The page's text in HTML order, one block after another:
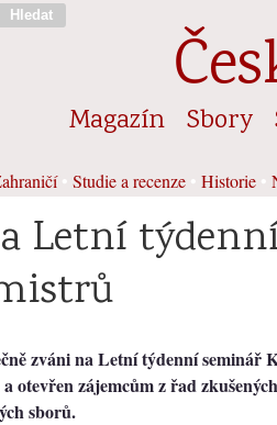
Hledat
Magazín Sbory
• Studie a recenze Historie
Letní
zváni na Letní týdenní seminář
otevřen zájemcům z řad
sborů.